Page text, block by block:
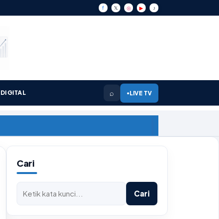
f 𝕏 ◎ ▶ ♪
⌕ ●LIVE TV
Cari
Cari